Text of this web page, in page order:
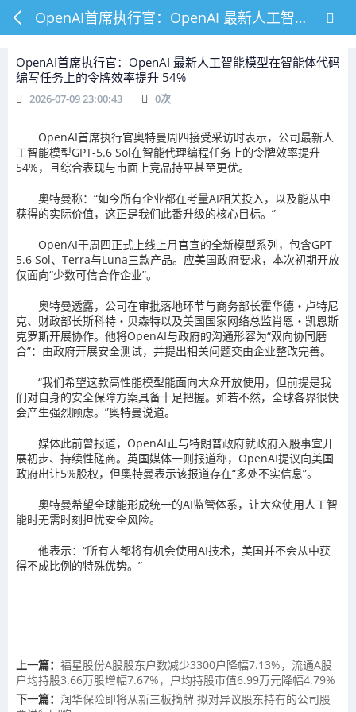
OpenAI首席执行官：OpenAI 最新人工智能模型在智能体代码编写任务上的令牌效率提升 54%
OpenAI首席执行官：OpenAI 最新人工智能模型在智能体代码
编写任务上的令牌效率提升 54%
2026-07-09 23:00:43 0次
OpenAI首席执行官奥特曼周四接受采访时表示，公司最新人
工智能模型GPT-5.6 Sol在智能代理编程任务上的令牌效率提升
54%，且综合表现与市面上竞品持平甚至更优。
奥特曼称：“如今所有企业都在考量AI相关投入，以及能从中
获得的实际价值，这正是我们此番升级的核心目标。”
OpenAI于周四正式上线上月官宣的全新模型系列，包含GPT-
5.6 Sol、Terra与Luna三款产品。应美国政府要求，本次初期开放
仅面向“少数可信合作企业”。
奥特曼透露，公司在审批落地环节与商务部长霍华德・卢特尼
克、财政部长斯科特・贝森特以及美国国家网络总监肖恩・凯恩斯
克罗斯开展协作。他将OpenAI与政府的沟通形容为“双向协同磨
合”：由政府开展安全测试，并提出相关问题交由企业整改完善。
“我们希望这款高性能模型能面向大众开放使用，但前提是我
们对自身的安全保障方案具备十足把握。如若不然，全球各界很快
会产生强烈顾虑。”奥特曼说道。
媒体此前曾报道，OpenAI正与特朗普政府就政府入股事宜开
展初步、持续性磋商。英国媒体一则报道称，OpenAI提议向美国
政府出让5%股权，但奥特曼表示该报道存在“多处不实信息”。
奥特曼希望全球能形成统一的AI监管体系，让大众使用人工智
能时无需时刻担忧安全风险。
他表示：“所有人都将有机会使用AI技术，美国并不会从中获
得不成比例的特殊优势。”
上一篇： 福星股份A股股东户数减少3300户降幅7.13%，流通A股
户均持股3.66万股增幅7.67%，户均持股市值6.99万元降幅4.79%
下一篇： 润华保险即将从新三板摘牌 拟对异议股东持有的公司股